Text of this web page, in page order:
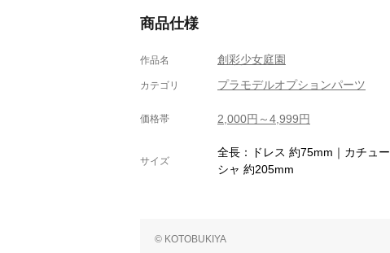
商品仕様
作品名 創彩少女庭園
カテゴリ プラモデルオプションパーツ
価格帯 2,000円～4,999円
サイズ
全長：ドレス 約75mm｜カチュー
シャ 約205mm
© KOTOBUKIYA